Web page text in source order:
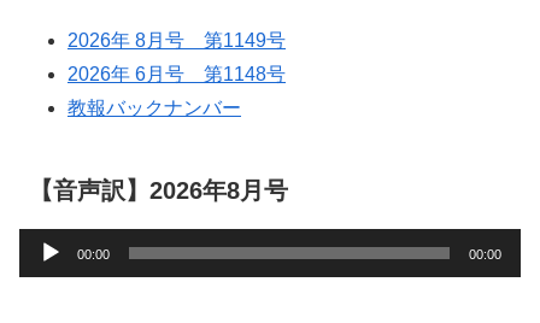
2026年 8月号 第1149号
2026年 6月号 第1148号
教報バックナンバー
【音声訳】2026年8月号
声
00:00 00:00